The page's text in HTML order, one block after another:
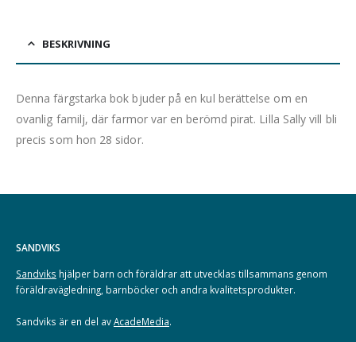
BESKRIVNING
Denna färgstarka bok bjuder på en kul berättelse om en
ovanlig familj, där farmor var en berömd pirat. Lilla Sally vill bli
precis som hon 28 sidor.
SANDVIKS
Sandviks hjälper barn och föräldrar att utvecklas tillsammans genom
föräldravägledning, barnböcker och andra kvalitetsprodukter.
Sandviks är en del avAcadeMedia.